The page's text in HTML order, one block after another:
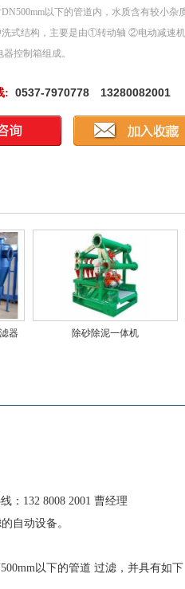
以下的管道内，水质含有较小杂
洗式结构，主要是由①转动轴 ②电动减
控制箱组成。
: 0537-7970778 13280082001
器 除砂除泥一体机
：132 8008 2001 曹经理
自动设备。
以下的管道 过滤，并具有如下